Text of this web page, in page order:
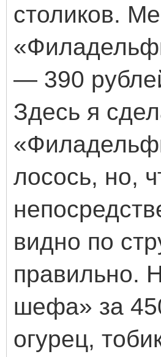
столиков.
— 390
Здесь я
лосось, но,
видно по
правильно.
шефа» за
огурец,